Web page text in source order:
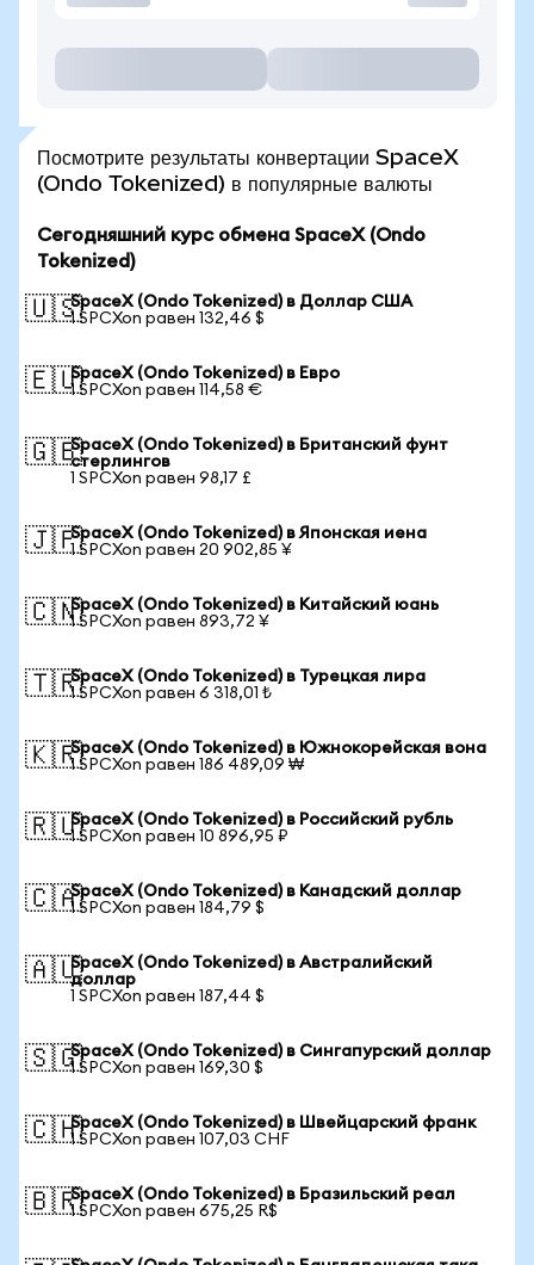
Посмотрите результаты конвертации SpaceX
(Ondo Tokenized) в популярные валюты
Сегодняшний курс обмена SpaceX (Ondo
Tokenized)
🇺🇸SpaceX (Ondo Tokenized) в Доллар США
1 SPCXon равен 132,46 $
🇪🇺SpaceX (Ondo Tokenized) в Евро
1 SPCXon равен 114,58 €
🇬🇧SpaceX (Ondo Tokenized) в Британский фунт
стерлингов
1 SPCXon равен 98,17 £
🇯🇵SpaceX (Ondo Tokenized) в Японская иена
1 SPCXon равен 20 902,85 ¥
🇨🇳SpaceX (Ondo Tokenized) в Китайский юань
1 SPCXon равен 893,72 ¥
🇹🇷SpaceX (Ondo Tokenized) в Турецкая лира
1 SPCXon равен 6 318,01 ₺
🇰🇷SpaceX (Ondo Tokenized) в Южнокорейская вона
1 SPCXon равен 186 489,09 ₩
🇷🇺SpaceX (Ondo Tokenized) в Российский рубль
1 SPCXon равен 10 896,95 ₽
🇨🇦SpaceX (Ondo Tokenized) в Канадский доллар
1 SPCXon равен 184,79 $
🇦🇺SpaceX (Ondo Tokenized) в Австралийский
доллар
1 SPCXon равен 187,44 $
🇸🇬SpaceX (Ondo Tokenized) в Сингапурский доллар
1 SPCXon равен 169,30 $
🇨🇭SpaceX (Ondo Tokenized) в Швейцарский франк
1 SPCXon равен 107,03 CHF
🇧🇷SpaceX (Ondo Tokenized) в Бразильский реал
1 SPCXon равен 675,25 R$